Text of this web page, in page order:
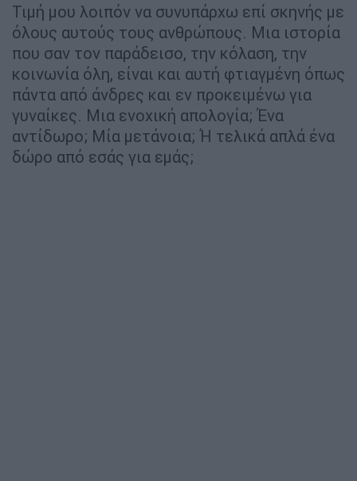
Τιμή μου λοιπόν να συνυπάρχω επί σκηνής με
όλους αυτούς τους ανθρώπους. Μια ιστορία
που σαν τον παράδεισο, την κόλαση, την
κοινωνία όλη, είναι και αυτή φτιαγμένη όπως
πάντα από άνδρες και εν προκειμένω για
γυναίκες. Μια ενοχική απολογία; Ένα
αντίδωρο; Μία μετάνοια; Ή τελικά απλά ένα
δώρο από εσάς για εμάς;